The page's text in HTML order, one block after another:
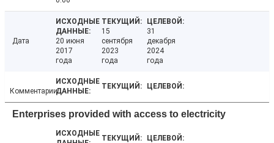
Дата
20 июня
2017
года
15
сентября
2023
года
31
декабря
2024
года
Комментарии
Enterprises provided with access to electricity